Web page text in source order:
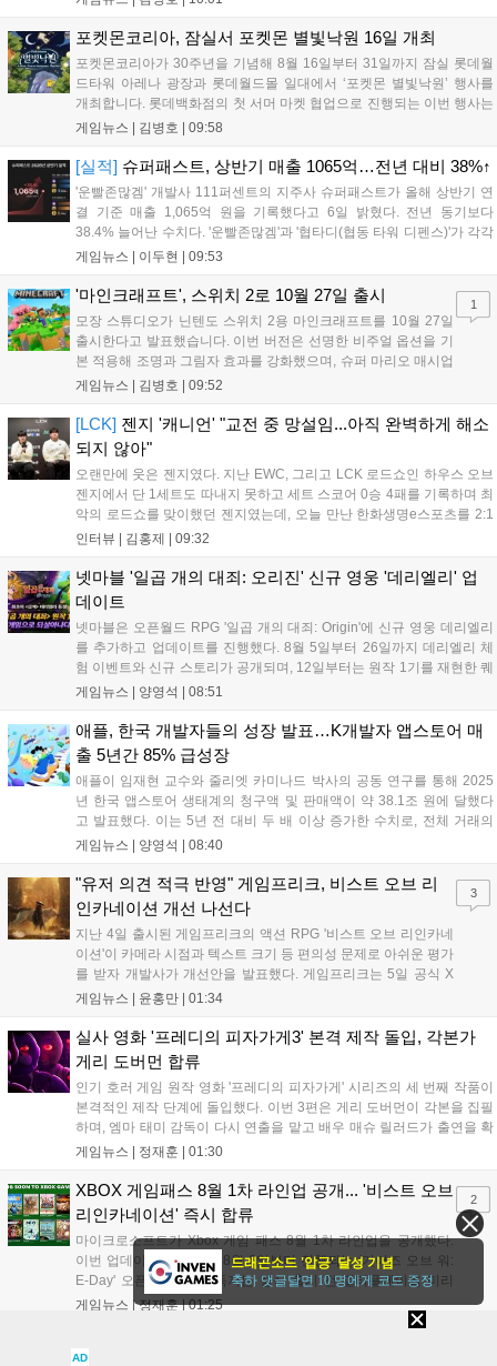
하겠다는 의지를 밝혔다....
포켓몬코리아, 잠실서 포켓몬 별빛낙원 16일 개최
포켓몬코리아가 30주년을 기념해 8월 16일부터 31일까지 잠실 롯데월
드타워 아레나 광장과 롯데월드몰 일대에서 ‘포켓몬 별빛낙원’ 행사를
개최합니다. 롯데백화점의 첫 서머 마켓 협업으로 진행되는 이번 행사는
초대형 잉어킹 수로와 LED 폭포 등 신비로운 테마 공간과 팝업스토어,
화점몰에서 진행되며, 방문객에게는 프로모 카드 등 다양한 혜택이 제공
통해 상세 내용을 확인할 수 있습니다....
게임뉴스 | 김병호 | 09:58
[실적] 슈퍼패스트, 상반기 매출 1065억…전년 대비 38%↑
'운빨존많겜' 개발사 111퍼센트의 지주사 슈퍼패스트가 올해 상반기 연
결 기준 매출 1,065억 원을 기록했다고 6일 밝혔다. 전년 동기보다
38.4% 늘어난 수치다. '운빨존많겜'과 '협타디(협동 타워 디펜스)'가 각각
629억 원과 329억 원을 올려 전체 매출의 90%를 채웠다. 특히 2024년
게임뉴스 | 이두현 | 09:53
'마인크래프트', 스위치 2로 10월 27일 출시
모장 스튜디오가 닌텐도 스위치 2용 마인크래프트를 10월 27일
출시한다고 발표했습니다. 이번 버전은 선명한 비주얼 옵션을 기
본 적용해 조명과 그림자 효과를 강화했으며, 슈퍼 마리오 매시업
팩도 업데이트됩니다. 기존 월드 이관이 가능하며 디지털 업그레
됩니다. 일부 환경에서는 해당 그래픽 옵션이 제한될 수 있습니
다....
게임뉴스 | 김병호 | 09:52
1
[LCK] 젠지 '캐니언' "교전 중 망설임...아직 완벽하게 해소
되지 않아"
오랜만에 웃은 젠지였다. 지난 EWC, 그리고 LCK 로드쇼인 하우스 오브
젠지에서 단 1세트도 따내지 못하고 세트 스코어 0승 4패를 기록하며 최
악의 로드쇼를 맞이했던 젠지였는데, 오늘 만난 한화생명e스포츠를 2:1
로 잡고 오랜만에 승리의 달콤함을 맛봤다. 연패 탈출 소감에 대해 유상
위...
인터뷰 | 김홍제 | 09:32
넷마블 '일곱 개의 대죄: 오리진' 신규 영웅 '데리엘리' 업
데이트
넷마블은 오픈월드 RPG '일곱 개의 대죄: Origin'에 신규 영웅 데리엘리
를 추가하고 업데이트를 진행했다. 8월 5일부터 26일까지 데리엘리 체
험 이벤트와 신규 스토리가 공개되며, 12일부터는 원작 1기를 재현한 퀘
스트와 15인 협동 토벌전 '사막을 베어무는 혼돈'이 열린다. 또한 12일부
예정이다. 이번 업데이트로 원작의 재미를 더한 전략적 전투와 풍성한
콘텐츠를 즐길 수 있게 되었다....
게임뉴스 | 양영석 | 08:51
애플, 한국 개발자들의 성장 발표…K개발자 앱스토어 매
출 5년간 85% 급성장
애플이 임재현 교수와 줄리엣 카미나드 박사의 공동 연구를 통해 2025
년 한국 앱스토어 생태계의 청구액 및 판매액이 약 38.1조 원에 달했다
고 발표했다. 이는 5년 전 대비 두 배 이상 증가한 수치로, 전체 거래의
90% 이상은 수수료가 발생하지 않는 구조다. 특히 소규모 개발자의 매
장에서도 큰 성과를 거두고 있다. 애플은 앞으로도 개발자 커뮤니티의
성장을 지속적으로 지원하겠다고 밝혔다....
게임뉴스 | 양영석 | 08:40
"유저 의견 적극 반영" 게임프리크, 비스트 오브 리
인카네이션 개선 나선다
지난 4일 출시된 게임프리크의 액션 RPG '비스트 오브 리인카네
이션'이 카메라 시점과 텍스트 크기 등 편의성 문제로 아쉬운 평가
를 받자 개발사가 개선안을 발표했다. 게임프리크는 5일 공식 X
를 통해 1주일 이내에 카메라 조정, 텍스트 확대, 스토리 템포 개
유저 피드백을 적극 수용해 지속적인 업데이트를 약속한 이번 조
치가 게임의 평가를 반전시킬 수 있을지 주목된다....
게임뉴스 | 윤홍만 | 01:34
3
실사 영화 '프레디의 피자가게3' 본격 제작 돌입, 각본가
게리 도버먼 합류
인기 호러 게임 원작 영화 '프레디의 피자가게' 시리즈의 세 번째 작품이
본격적인 제작 단계에 돌입했다. 이번 3편은 게리 도버먼이 각본을 집필
하며, 엠마 태미 감독이 다시 연출을 맡고 배우 매슈 릴러드가 출연을 확
정했다. 제작은 블룸하우스와 유니버설 픽처스가 담당한다. 다만 조시
되지 않았으며, 향후 제작진의 공식 발표를 통해 세부 사항이 공개될 예
정이다....
게임뉴스 | 정재훈 | 01:30
XBOX 게임패스 8월 1차 라인업 공개... '비스트 오브
리인카네이션' 즉시 합류
마이크로소프트가 Xbox 게임 패스 8월 1차 라인업을 공개했다.
이번 업데이트의 핵심은 8월 6일부터 진행되는 '기어즈 오브 워:
E-Day' 오픈 베타로, 구독자는 정식 출시 전 멀티플레이를 미리
체험할 수 있다. 또한 '비스트 오브 리인카네이션' 등 신작들이 출
시 당일부터 제공되며, '마피아: 디 올드 컨트리' 등 기대작들도 순
스트파티 타이틀과 다양한 장르의 게임을 콘솔, PC, 클라우드 환
게임뉴스 |정재훈|01:25
2
AD
드래곤소드 '압긍' 달성 기념
축하 댓글달면 10 명에게 코드 증정